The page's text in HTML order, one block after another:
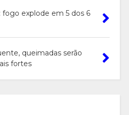
explode em 5 dos 6
queimadas serão
fortes